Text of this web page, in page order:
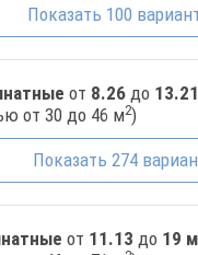
Показать 100
от 8.26 до
от 30 до 46 м2)
Показать 274
от 11.13 до 19